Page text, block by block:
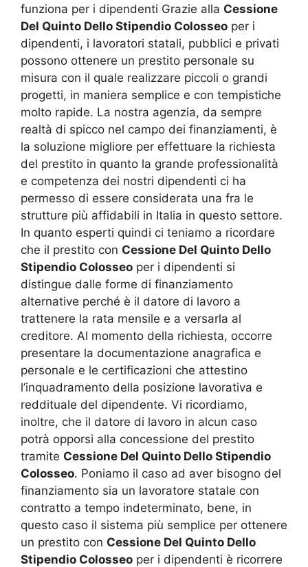
funziona per i dipendenti Grazie alla Cessione
Del Quinto Dello Stipendio Colosseo per i
dipendenti, i lavoratori statali, pubblici e privati
possono ottenere un prestito personale su
misura con il quale realizzare piccoli o grandi
progetti, in maniera semplice e con tempistiche
molto rapide. La nostra agenzia, da sempre
realtà di spicco nel campo dei finanziamenti, è
la soluzione migliore per effettuare la richiesta
del prestito in quanto la grande professionalità
e competenza dei nostri dipendenti ci ha
permesso di essere considerata una fra le
strutture più affidabili in Italia in questo settore.
In quanto esperti quindi ci teniamo a ricordare
che il prestito con Cessione Del Quinto Dello
Stipendio Colosseo per i dipendenti si
distingue dalle forme di finanziamento
alternative perché è il datore di lavoro a
trattenere la rata mensile e a versarla al
creditore. Al momento della richiesta, occorre
presentare la documentazione anagrafica e
personale e le certificazioni che attestino
l’inquadramento della posizione lavorativa e
reddituale del dipendente. Vi ricordiamo,
inoltre, che il datore di lavoro in alcun caso
potrà opporsi alla concessione del prestito
tramite Cessione Del Quinto Dello Stipendio
Colosseo. Poniamo il caso ad aver bisogno del
finanziamento sia un lavoratore statale con
contratto a tempo indeterminato, bene, in
questo caso il sistema più semplice per ottenere
un prestito con Cessione Del Quinto Dello
Stipendio Colosseo per i dipendenti è ricorrere